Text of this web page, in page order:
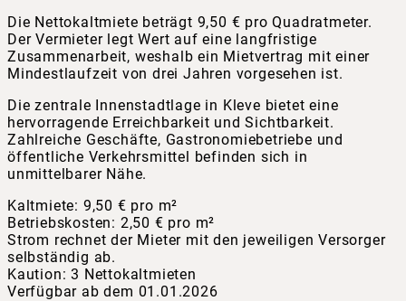
Die Nettokaltmiete beträgt 9,50 € pro Quadratmeter.
Der Vermieter legt Wert auf eine langfristige
Zusammenarbeit, weshalb ein Mietvertrag mit einer
Mindestlaufzeit von drei Jahren vorgesehen ist.
Die zentrale Innenstadtlage in Kleve bietet eine
hervorragende Erreichbarkeit und Sichtbarkeit.
Zahlreiche Geschäfte, Gastronomiebetriebe und
öffentliche Verkehrsmittel befinden sich in
unmittelbarer Nähe.
Kaltmiete: 9,50 € pro m²
Betriebskosten: 2,50 € pro m²
Strom rechnet der Mieter mit den jeweiligen Versorger
selbständig ab.
Kaution: 3 Nettokaltmieten
Verfügbar ab dem 01.01.2026